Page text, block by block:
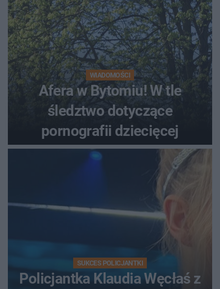
WIADOMOŚCI
Afera w Bytomiu! W tle
śledztwo dotyczące
pornografii dziecięcej
SUKCES POLICJANTKI
Policjantka Klaudia Węcłaś z